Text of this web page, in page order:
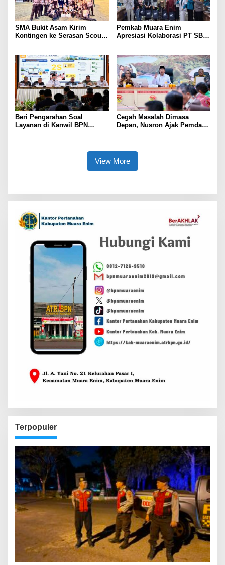
SMA Bukit Asam Kirim
Kontingen ke Serasan Scout
Siswa
Pemkab Muara Enim
Apresiasi Kolaborasi PT SBS
Beri Pengarahan Soal
Layanan di Kanwil BPN
Cegah Masalah Dimasa
Depan, Nusron Ajak Pemda
View More
Terpopuler